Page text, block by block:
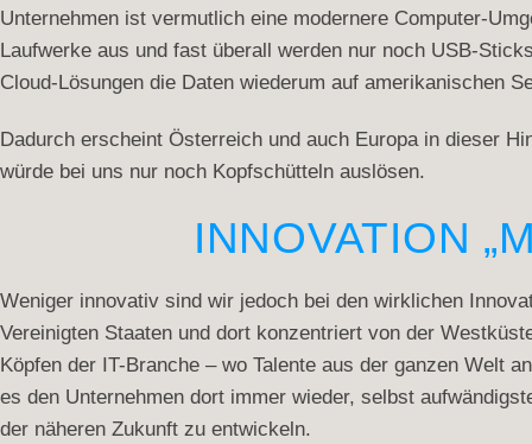
Unternehmen ist vermutlich eine modernere Computer-
Laufwerke aus und fast überall werden nur noch USB-
Cloud-Lösungen die Daten wiederum auf amerikanischen
Dadurch erscheint Österreich und auch Europa in dieser
würde bei uns nur noch Kopfschütteln auslösen.
INNOVATION
Weniger innovativ sind wir jedoch bei den wirklichen
Vereinigten Staaten und dort konzentriert von der
Köpfen der IT-Branche – wo Talente aus der ganzen Welt
es den Unternehmen dort immer wieder, selbst
der näheren Zukunft zu entwickeln.